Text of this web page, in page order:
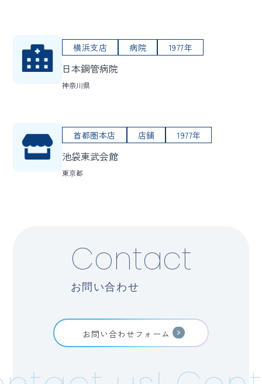
横浜支店 病院 1977年
日本鋼管病院
神奈川県
首都圏本店 店舗 1977年
池袋東武会館
東京都
Contact
お問い合わせ
お問い合わせフォーム